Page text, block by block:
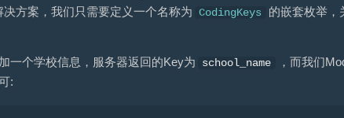
方案，我们只需要定义一个名称为 CodingKeys
的嵌套枚举，
一个学校信息，服务器返回的Key为 school_name ，而我们
: